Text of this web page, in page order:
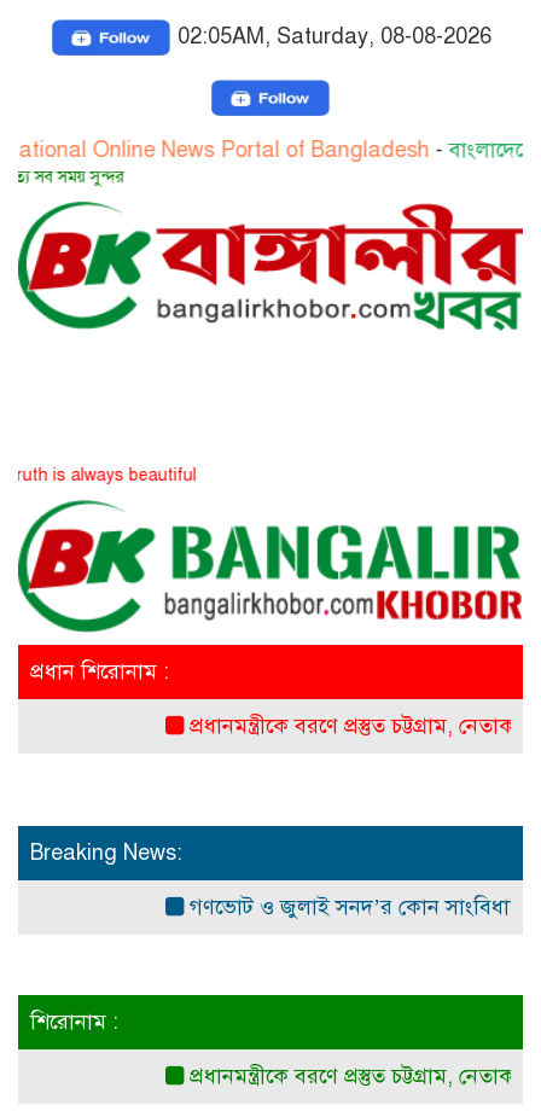
02:05AM, Saturday, 08-08-2026
News Portal of Bangladesh-বাংলাদেশের জাতীয়
beautiful
প্রধান শিরোনাম :
প্রধানমন্ত্রীকে বরণে প্রস্তুত চট্টগ্রাম, নেতাকর্মীরা
Breaking News:
গণভোট ও জুলাই সনদ’র কোন সাংবিধানিক ও
শিরোনাম :
প্রধানমন্ত্রীকে বরণে প্রস্তুত চট্টগ্রাম, নেতাকর্মীরা